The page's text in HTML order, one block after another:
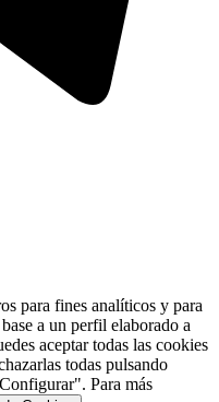
para fines analíticos y para
a un perfil elaborado a
aceptar todas las cookies
todas pulsando
Para más